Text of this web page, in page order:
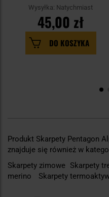
Wysyłka: Natychmiast
45,00 zł
DO KOSZYKA
Produkt Skarpety Pentagon
znajduje się również w
Skarpety zimowe Skarpety
merino
Skarpety